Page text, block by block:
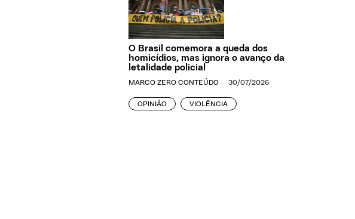
O Brasil comemora a queda dos
homicídios, mas ignora o avanço da
letalidade policial
MARCO ZERO CONTEÚDO 30/07/2026
OPINIÃO VIOLÊNCIA